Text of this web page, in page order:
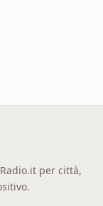
per città,